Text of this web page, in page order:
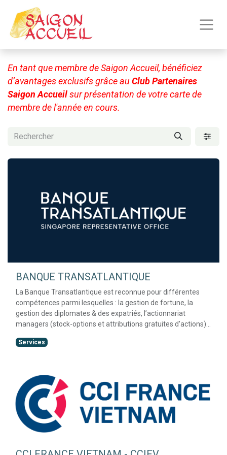
En tant que membre de Saigon Accueil, bénéficiez
d’avantages exclusifs grâce au Club Partenaires
Saigon Accueilsur présentation de votre carte de
membre de l'année en cours.
BANQUE TRANSATLANTIQUE
La Banque Transatlantique est reconnue pour différentes
compétences parmi lesquelles : la gestion de fortune, la
gestion des diplomates & des expatriés, l’actionnariat
managers (stock-options et attributions gratuites d’actions),
Services